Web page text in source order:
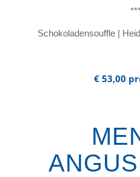
Schokoladensouffle |
€ 53,00